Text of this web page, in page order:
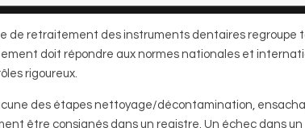
de retraitement des instruments dentaires regroupe
doit répondre aux normes nationales et
rigoureux.
des étapes nettoyage/décontamination,
être consignés dans un registre. Un échec dans